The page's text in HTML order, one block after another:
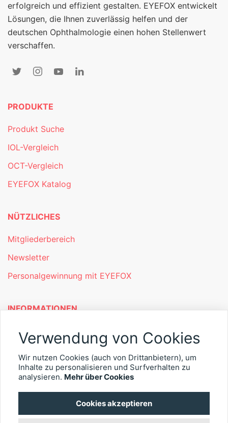
erfolgreich und effizient gestalten. EYEFOX entwickelt
Lösungen, die Ihnen zuverlässig helfen und der
deutschen Ophthalmologie einen hohen Stellenwert
verschaffen.
PRODUKTE
Produkt Suche
IOL-Vergleich
OCT-Vergleich
EYEFOX Katalog
NÜTZLICHES
Mitgliederbereich
Newsletter
Personalgewinnung mit EYEFOX
INFORMATIONEN
Was ist EYEFOX – Ihre Möglichkeiten
Kontakt
Verwendung von Cookies
Wir nutzen Cookies (auch von Drittanbietern), um
Inhalte zu personalisieren und Surfverhalten zu
analysieren. Mehr über Cookies
Cookies akzeptieren